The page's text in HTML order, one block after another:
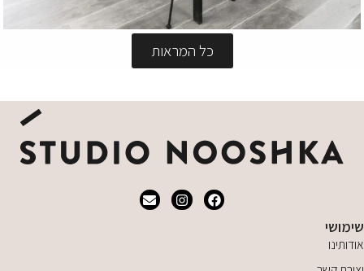
כל המראות
שימושי
אודותינו